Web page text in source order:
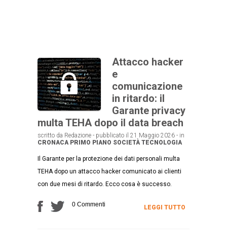
Attacco hacker
e
comunicazione
in ritardo: il
Garante privacy
multa TEHA dopo il data breach
scritto da Redazione - pubblicato il 21 Maggio 2026 - in
CRONACA PRIMO PIANO SOCIETÀ TECNOLOGIA
Il Garante per la protezione dei dati personali multa
TEHA dopo un attacco hacker comunicato ai clienti
con due mesi di ritardo. Ecco cosa è successo.
0 Commenti LEGGI TUTTO